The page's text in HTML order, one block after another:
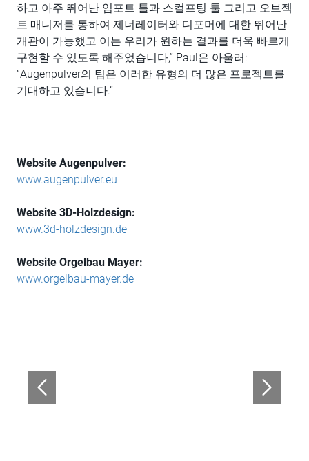
하고 아주 뛰어난 임포트 틀과 스컬프팅 툴 그리고 오브젝
트 매니저를 통하여 제너레이터와 디포머에 대한 뛰어난
개관이 가능했고 이는 우리가 원하는 결과를 더욱 빠르게
구현할 수 있도록 해주었습니다,” Paul은 아울러:
“Augenpulver의 팀은 이러한 유형의 더 많은 프로젝트를
기대하고 있습니다.”
Website Augenpulver:
www.augenpulver.eu
Website 3D-Holzdesign:
www.3d-holzdesign.de
Website Orgelbau Mayer:
www.orgelbau-mayer.de